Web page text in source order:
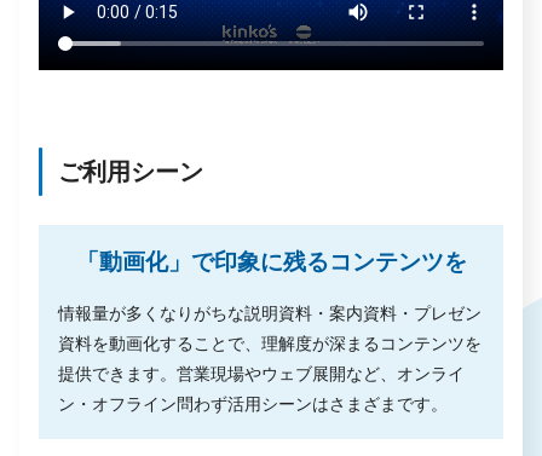
ご利用シーン
「動画化」で印象に残るコンテンツを
情報量が多くなりがちな説明資料・案内資料・プレゼン
資料を動画化することで、理解度が深まるコンテンツを
提供できます。営業現場やウェブ展開など、オンライ
ン・オフライン問わず活用シーンはさまざまです。